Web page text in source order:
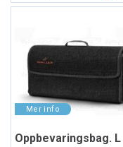
Oppbevaringsbag. L